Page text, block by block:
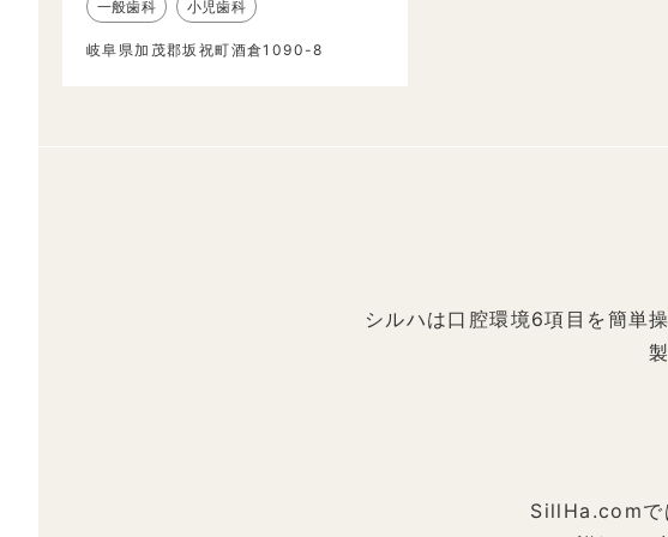
一般歯科 小児歯科
岐阜県加茂郡坂祝町酒倉1090-8
シルハは口腔環境6項目を簡単
SillHa.comで